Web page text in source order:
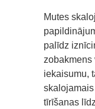
Mutes
palīdz
zobakmens
iekaisumu,
tīrīšanas